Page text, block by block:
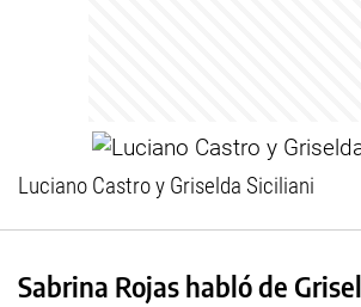
Luciano Castro y Griselda Siciliani
Sabrina Rojas habló de